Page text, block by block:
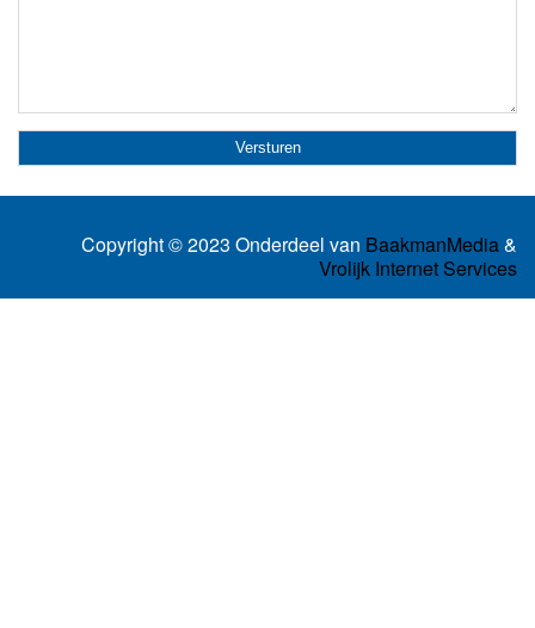
Copyright © 2023 Onderdeel van BaakmanMedia&
Vrolijk Internet Services